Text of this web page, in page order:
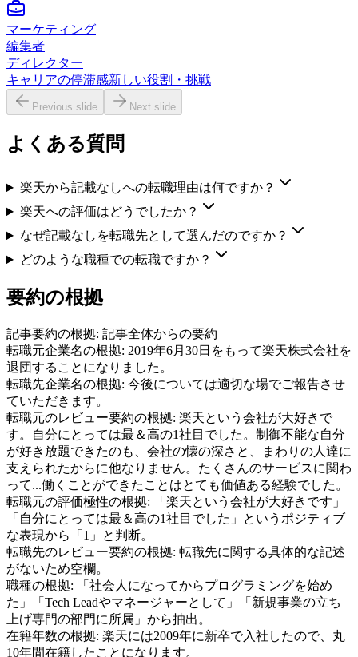
マーケティング
編集者
ディレクター
キャリアの停滞感新しい役割・挑戦
Previous slide Next slide
よくある質問
楽天から記載なしへの転職理由は何ですか？
楽天への評価はどうでしたか？
なぜ記載なしを転職先として選んだのですか？
どのような職種での転職ですか？
要約の根拠
記事要約の根拠: 記事全体からの要約
転職元企業名の根拠: 2019年6月30日をもって楽天株式会社を
退団することになりました。
転職先企業名の根拠: 今後については適切な場でご報告させ
ていただきます。
転職元のレビュー要約の根拠: 楽天という会社が大好きで
す。自分にとっては最＆高の1社目でした。制御不能な自分
が好き放題できたのも、会社の懐の深さと、まわりの人達に
支えられたからに他なりません。たくさんのサービスに関わ
って...働くことができたことはとても価値ある経験でした。
転職元の評価極性の根拠:
「楽天という会社が大好きです」
「自分にとっては最＆高の1社目でした」というポジティブ
な表現から「1」と判断。
転職先のレビュー要約の根拠: 転職先に関する具体的な記述
がないため空欄。
職種の根拠:
「社会人になってからプログラミングを始め
た」「Tech Leadやマネージャーとして」「新規事業の立ち
上げ専門の部門に所属」から抽出。
在籍年数の根拠: 楽天には2009年に新卒で入社したので、丸
10年間在籍したことになります。